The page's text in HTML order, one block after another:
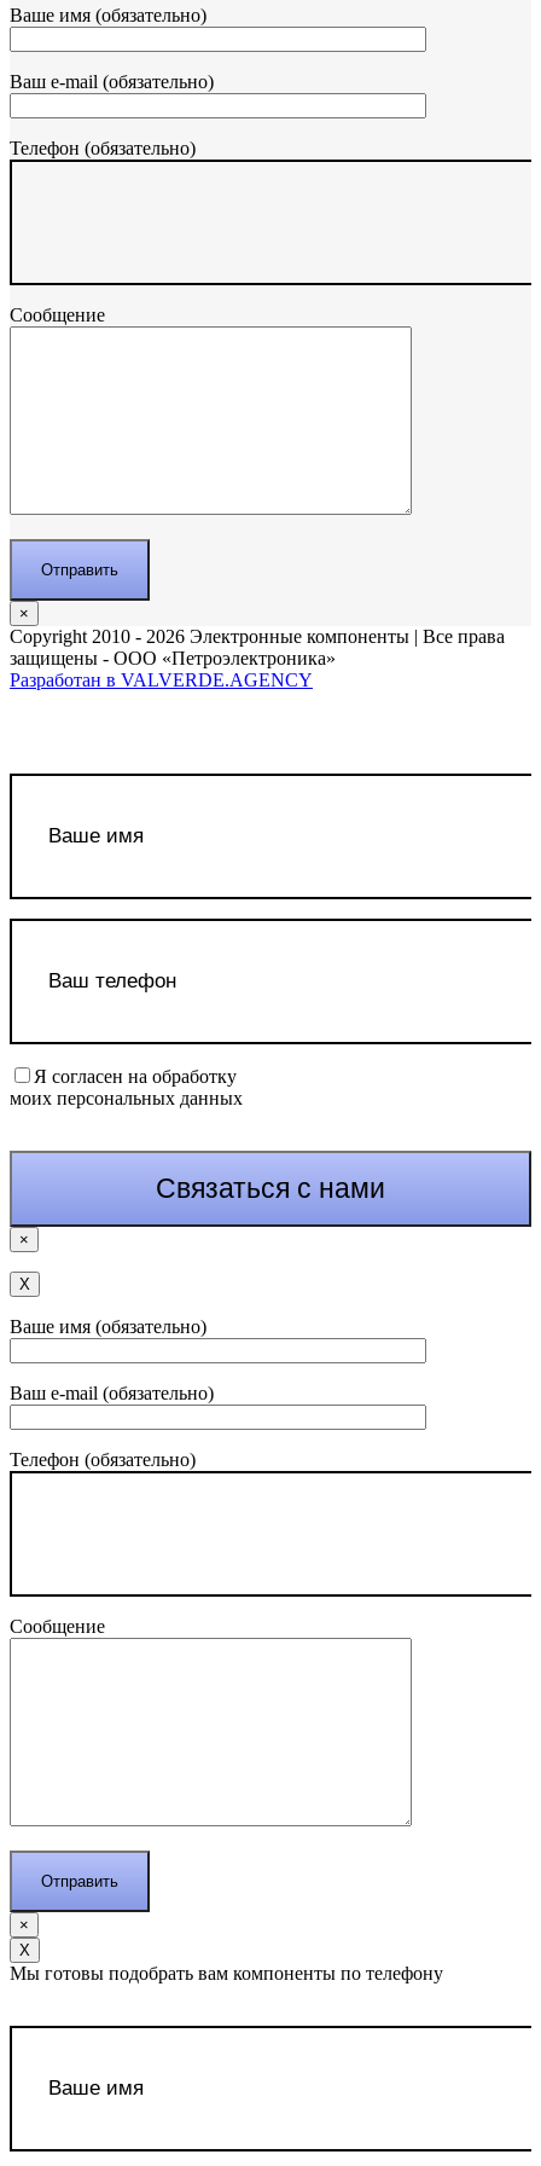
Ваше имя (обязательно)
Ваш e-mail (обязательно)
Телефон (обязательно)
Сообщение
×
Copyright 2010 - 2026 Электронные компоненты | Все права
защищены - ООО «Петроэлектроника»
Разработан в VALVERDE.AGENCY
Я согласен на обработку
моих персональных данных
×
Х
Ваше имя (обязательно)
Ваш e-mail (обязательно)
Телефон (обязательно)
Сообщение
×
Х
Мы готовы подобрать вам компоненты по телефону